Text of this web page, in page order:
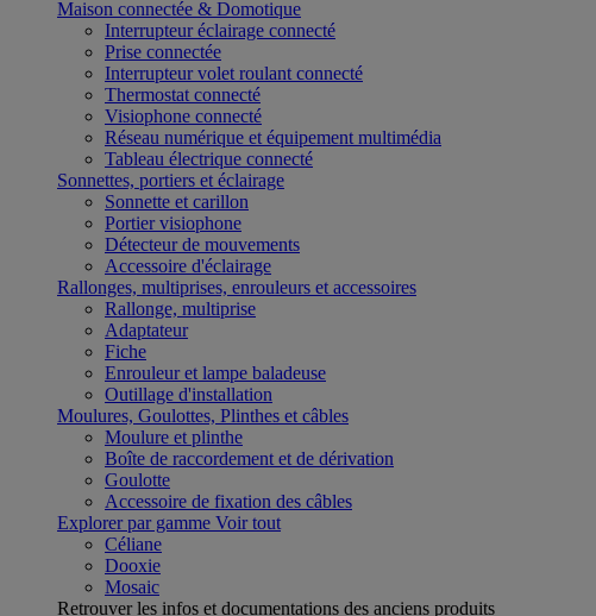
Maison connectée & Domotique
Interrupteur éclairage connecté
Prise connectée
Interrupteur volet roulant connecté
Thermostat connecté
Visiophone connecté
Réseau numérique et équipement multimédia
Tableau électrique connecté
Sonnettes, portiers et éclairage
Sonnette et carillon
Portier visiophone
Détecteur de mouvements
Accessoire d'éclairage
Rallonges, multiprises, enrouleurs et accessoires
Rallonge, multiprise
Adaptateur
Fiche
Enrouleur et lampe baladeuse
Outillage d'installation
Moulures, Goulottes, Plinthes et câbles
Moulure et plinthe
Boîte de raccordement et de dérivation
Goulotte
Accessoire de fixation des câbles
Explorer par gamme Voir tout
Céliane
Dooxie
Mosaic
Retrouver les infos et documentations des anciens produits